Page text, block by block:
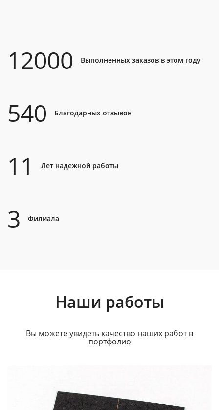
12000 Выполненных заказов в этом году
540 Благодарных отзывов
11 Лет надежной работы
3 Филиала
Наши работы
Вы можете увидеть качество наших работ в
портфолио